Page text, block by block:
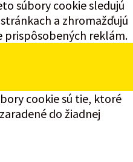
súbory cookie sledujú
a zhromažďujú
prispôsobených reklám.
cookie sú tie, ktoré
do žiadnej